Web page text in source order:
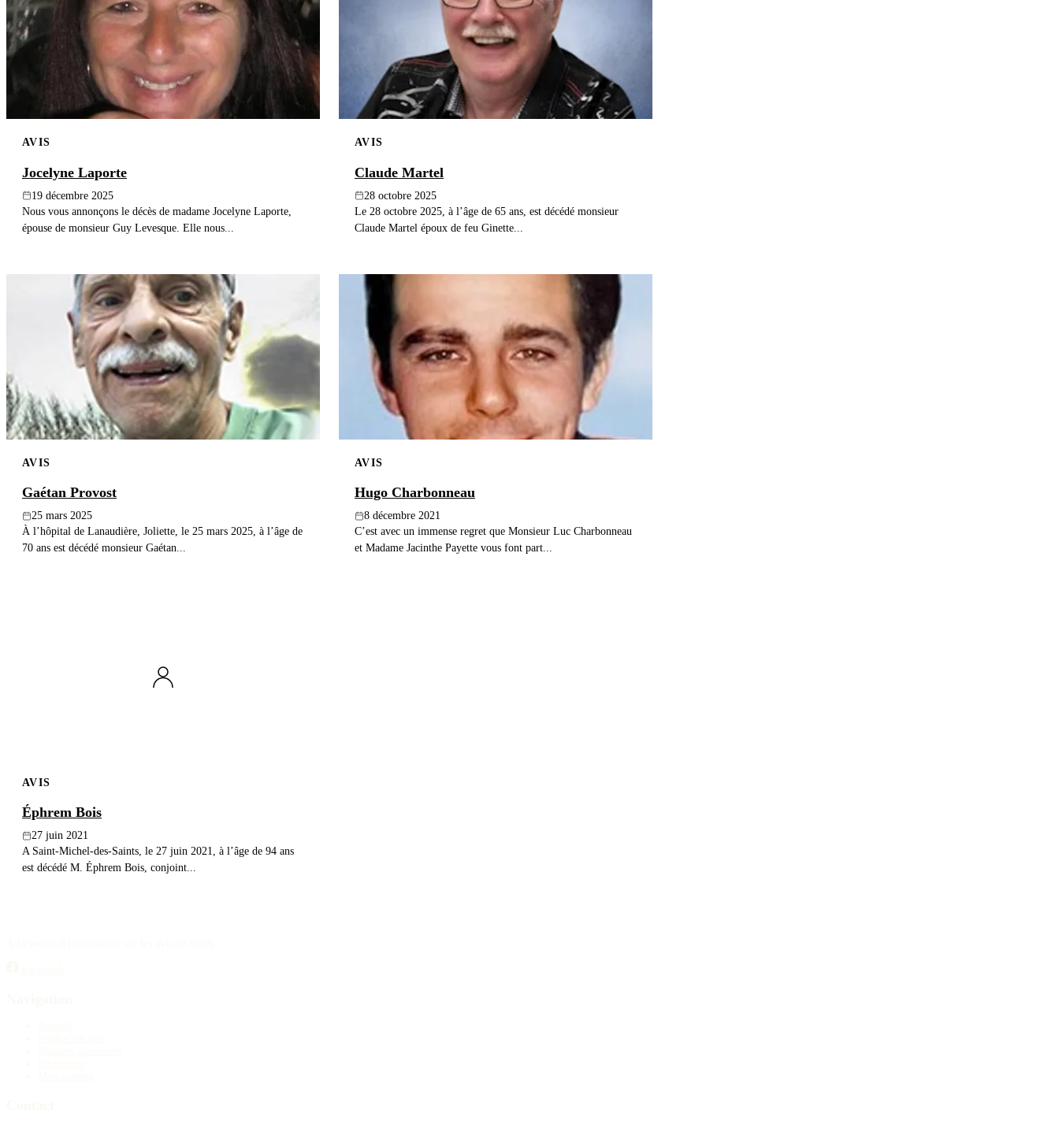
AVIS
Jocelyne Laporte
19 décembre 2025
Nous vous annonçons le décès de madame Jocelyne Laporte,
épouse de monsieur Guy Levesque. Elle nous...
AVIS
Claude Martel
28 octobre 2025
Le 28 octobre 2025, à l’âge de 65 ans, est décédé monsieur
Claude Martel époux de feu Ginette...
AVIS
Gaétan Provost
25 mars 2025
À l’hôpital de Lanaudière, Joliette, le 25 mars 2025, à l’âge de
70 ans est décédé monsieur Gaétan...
AVIS
Hugo Charbonneau
8 décembre 2021
C’est avec un immense regret que Monsieur Luc Charbonneau
et Madame Jacinthe Payette vous font part...
AVIS
Éphrem Bois
27 juin 2021
A Saint-Michel-des-Saints, le 27 juin 2021, à l’âge de 94 ans
est décédé M. Éphrem Bois, conjoint...